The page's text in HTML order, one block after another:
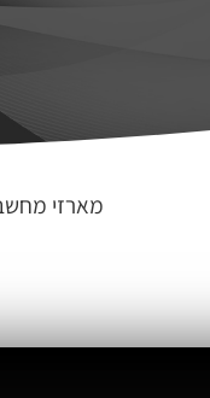
מארזי